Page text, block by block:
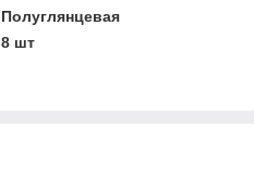
Полуглянцевая
8 шт